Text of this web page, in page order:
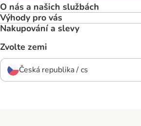
O nás a našich službách
Výhody pro vás
Nakupování a slevy
Zvolte zemi
Česká republika / cs